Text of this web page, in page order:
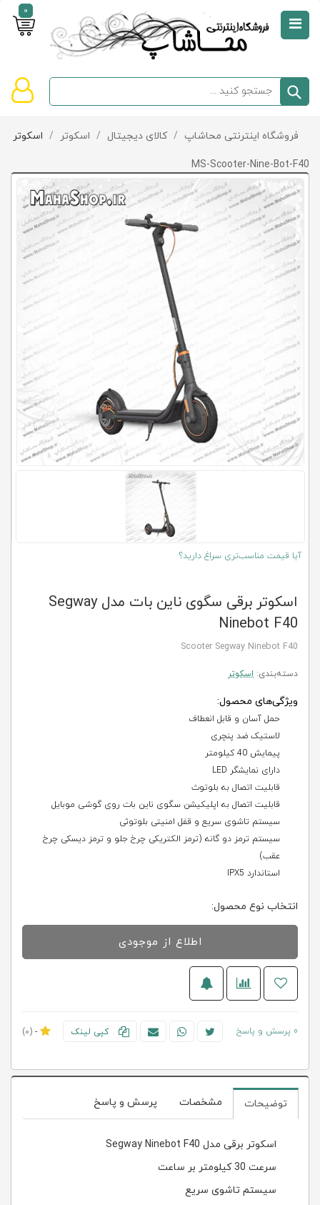
0
صفحه
دسته‌بندی
تخفیف‌ها
و
پیشنهادها
تماس
کلاب
محاشاپ
سبد
خالی
است
فروشگاه اینترنتی محاشاپ / کالای دیجیتال / اسکوتر / اسکوتر
MS-Scooter-Nine-Bot-F40
آیا قیمت مناسب‌تری سراغ دارید؟
اسکوتر برقی سگوی ناین بات مدل Segway
Ninebot F40
Scooter Segway Ninebot F40
دسته‌بندی: اسکوتر
ویژگی‌های محصول:
حمل آسان و قابل انعطاف
لاستیک ضد پنچری
پیمایش 40 کیلومتر
دارای نمایشگر LED
قابلیت اتصال به بلوتوث
قابلیت اتصال به اپلیکیشن سگوی ناین بات روی گوشی موبایل
سیستم تاشوی سریع و قفل امنیتی بلوتوثی
سیستم ترمز دو گانه (ترمز الکتریکی چرخ جلو و ترمز دیسکی چرخ
عقب)
استاندارد IPX5
انتخاب نوع محصول:
اطلاع از موجودی
0 پرسش و پاسخ کپی لینک -
(0)
توضیحات مشخصات پرسش و پاسخ
اسکوتر برقی مدل Segway Ninebot F40
سرعت 30 کیلومتر بر ساعت
سیستم تاشوی سریع